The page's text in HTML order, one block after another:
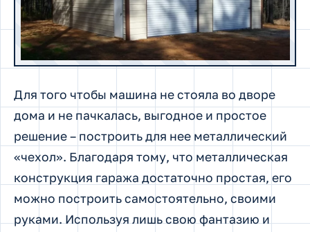
Для того чтобы машина не стояла во дворе
дома и не пачкалась, выгодное и простое
решение – построить для нее металлический
«чехол». Благодаря тому, что металлическая
конструкция гаража достаточно простая, его
можно построить самостоятельно, своими
руками. Используя лишь свою фантазию и